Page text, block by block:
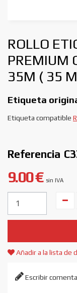
ROLLO
PREMIUM
35M ( 35
Etiqueta
Etiqueta compatible
Referencia
9.00 € sin IVA
Añadir a la lista de
Escribir